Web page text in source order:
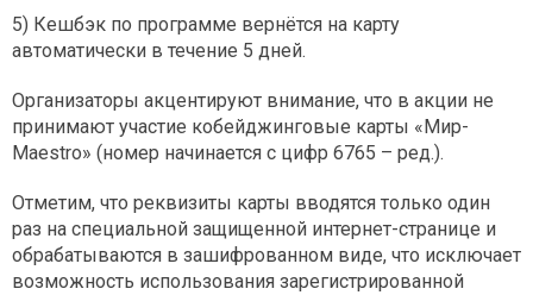
5) Кешбэк по программе вернётся на карту
автоматически в течение 5 дней.
Организаторы акцентируют внимание, что в акции не
принимают участие кобейджинговые карты «Мир-
Maestro» (номер начинается с цифр 6765 – ред.).
Отметим, что реквизиты карты вводятся только один
раз на специальной защищенной интернет-странице и
обрабатываются в зашифрованном виде, что исключает
возможность использования зарегистрированной